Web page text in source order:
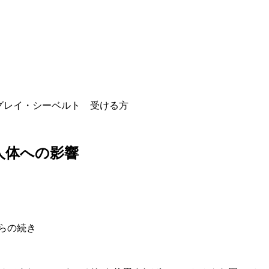
レイ・シーベルト 受ける方
体への影響
の続き